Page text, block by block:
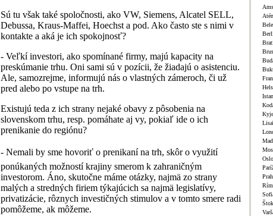
Sú tu však také spoločnosti, ako VW, Siemens, Alcatel SELL,
Debussa, Kraus-Maffei, Hoechst a pod. Ako často ste s nimi v
kontakte a aká je ich spokojnosť?
- Veľkí investori, ako spomínané firmy, majú kapacity na
preskúmanie trhu. Oni sami sú v pozícii, že žiadajú o asistenciu.
Ale, samozrejme, informujú nás o vlastných zámeroch, či už
pred alebo po vstupe na trh.
Existujú teda z ich strany nejaké obavy z pôsobenia na
slovenskom trhu, resp. pomáhate aj vy, pokiaľ ide o ich
prenikanie do regiónu?
- Nemali by sme hovoriť o prenikaní na trh, skôr o využití
ponúkaných možností krajiny smerom k zahraničným
investorom. Áno, skutočne máme otázky, najmä zo strany
malých a stredných firiem týkajúcich sa najmä legislatívy,
privatizácie, rôznych investičných stimulov a v tomto smere radi
pomôžeme, ak môžeme.
Oslo
Rím